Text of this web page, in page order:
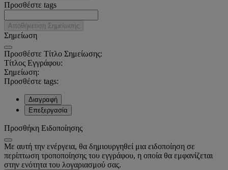
Προσθέστε tags
Αποθήκευση Σημείωσης
Σημείωση
Προσθέστε Τίτλο Σημείωσης:
Τίτλος Εγγράφου:
Σημείωση:
Προσθέστε tags:
Διαγραφή
Επεξεργασία
Προσθήκη Ειδοποίησης
Με αυτή την ενέργεια, θα δημιουργηθεί μια ειδοποίηση σε
περίπτωση τροποποίησης του εγγράφου, η οποία θα εμφανίζεται
στην ενότητα του λογαριασμού σας.